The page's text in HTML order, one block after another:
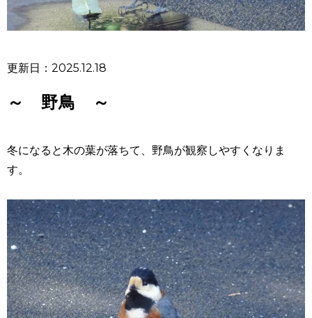
更新日：2025.12.18
～ 野鳥 ～
冬になると木の葉が落ちて、野鳥が観察しやすくなりま
す。